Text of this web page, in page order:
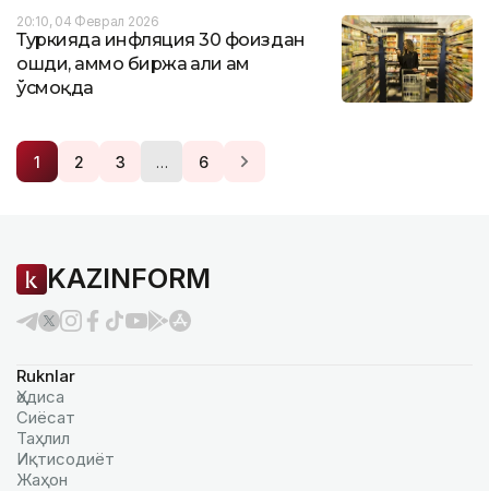
20:10, 04 Феврал 2026
Туркияда инфляция 30 фоиздан
ошди, аммо биржа ҳали ҳам
ўсмоқда
1 2 3 … 6
KAZINFORM
Ruknlar
Ҳодиса
Сиёсат
Таҳлил
Иқтисодиёт
Жаҳон